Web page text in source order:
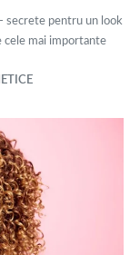
secrete pentru un look
cele mai importante